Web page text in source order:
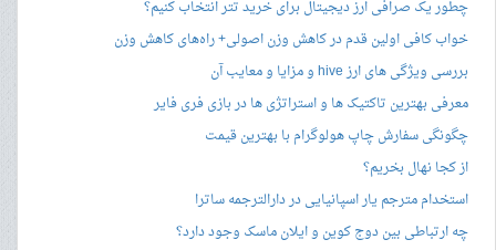
چطور یک صرافی ارز دیجیتال برای خرید تتر انتخاب کنیم؟
خواب کافی اولین قدم در کاهش وزن اصولی+ راه‌های کاهش وزن
بررسی ویژگی های ارز hive و مزایا و معایب آن
معرفی بهترین تاکتیک ها و استراتژی ها در بازی فری فایر
چگونگی سفارش چاپ هولوگرام با بهترین قیمت
از کجا نهال بخریم؟
استخدام مترجم یار اسپانیایی در دارالترجمه ساترا
چه ارتباطی بین دوج کوین و ایلان ماسک وجود دارد؟